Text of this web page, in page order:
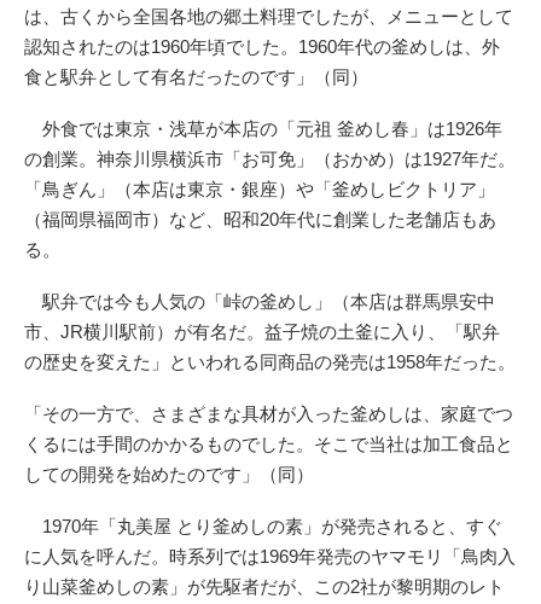
は、古くから全国各地の郷土料理でしたが、メニューとして
認知されたのは1960年頃でした。1960年代の釜めしは、外
食と駅弁として有名だったのです」（同）
外食では東京・浅草が本店の「元祖 釜めし春」は1926年
の創業。神奈川県横浜市「お可免」（おかめ）は1927年だ。
「鳥ぎん」（本店は東京・銀座）や「釜めしビクトリア」
（福岡県福岡市）など、昭和20年代に創業した老舗店もあ
る。
駅弁では今も人気の「峠の釜めし」（本店は群馬県安中
市、JR横川駅前）が有名だ。益子焼の土釜に入り、「駅弁
の歴史を変えた」といわれる同商品の発売は1958年だった。
「その一方で、さまざまな具材が入った釜めしは、家庭でつ
くるには手間のかかるものでした。そこで当社は加工食品と
しての開発を始めたのです」（同）
1970年「丸美屋 とり釜めしの素」が発売されると、すぐ
に人気を呼んだ。時系列では1969年発売のヤマモリ「鳥肉入
り山菜釜めしの素」が先駆者だが、この2社が黎明期のレト